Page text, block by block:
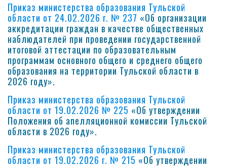
Приказ министерства образования Тульской
области от 24.02.2026 г. № 237 «Об организации
аккредитации граждан в качестве общественных
наблюдателей при проведении государственной
итоговой аттестации по образовательным
программам основного общего и среднего общего
образования на территории Тульской области в
2026 году».
Приказ министерства образования Тульской
области от 19.02.2026 № 225 «Об утверждении
Положения об апелляционной комиссии Тульской
области в 2026 году».
Приказ министерства образования Тульской
области от 19.02.2026 г. № 215 «Об утверждении